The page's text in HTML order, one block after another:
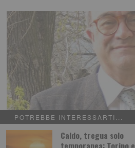
POTREBBE INTERESSARTI...
Caldo, tregua solo
temporanea: Torino e